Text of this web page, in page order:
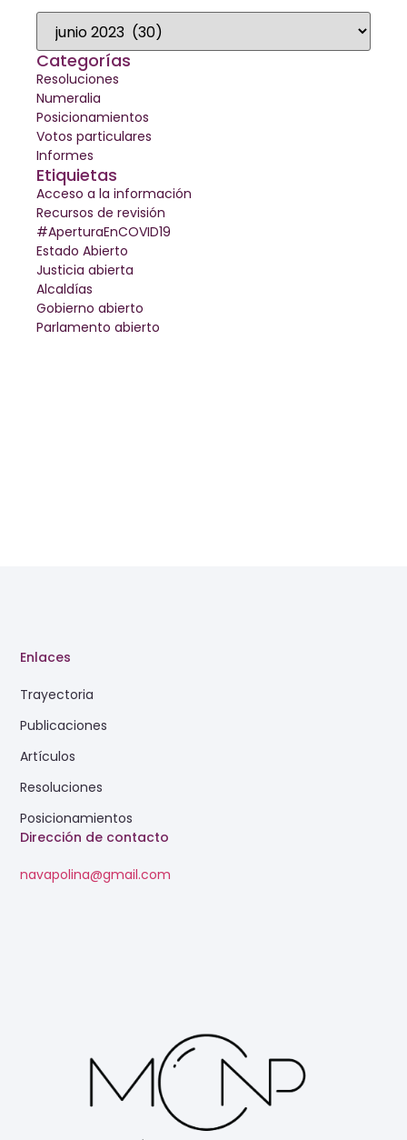
Categorías
Resoluciones
Numeralia
Posicionamientos
Votos particulares
Informes
Etiquietas
Acceso a la información
Recursos de revisión
#AperturaEnCOVID19
Estado Abierto
Justicia abierta
Alcaldías
Gobierno abierto
Parlamento abierto
Dirección de contacto
navapolina@gmail.com
Enlaces
Trayectoria
Publicaciones
Artículos
Resoluciones
Posicionamientos